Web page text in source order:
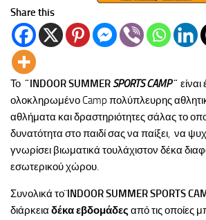
Share this
Το ¨ INDOORSUMMERSPORTS CAMP¨
ολοκληρωμένο Camp πολύπλευρης
αθλήματα και δραστηριότητες σάλας το
δυνατότητα στο παιδί σας να παίξει, να
γνωρίσει βιωματικά τουλάχιστον δέκα
εσωτερικού χώρου.
Συνολικά το¨INDOORSUMMERSPORTS
διάρκεια δέκα εβδομάδες από τις οποίες